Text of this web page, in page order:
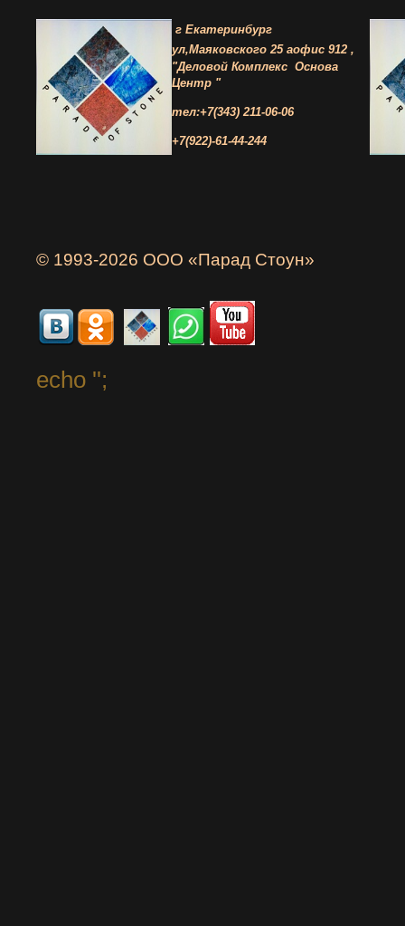
г Екатеринбург
ул,Маяковского 25 аофис 912 ,
"Деловой Комплекс Основа
Центр "
тел:+7(343) 211-06-06
+7(922)-61-44-244
© 1993-2026 ООО «Парад Стоун»
echo '';